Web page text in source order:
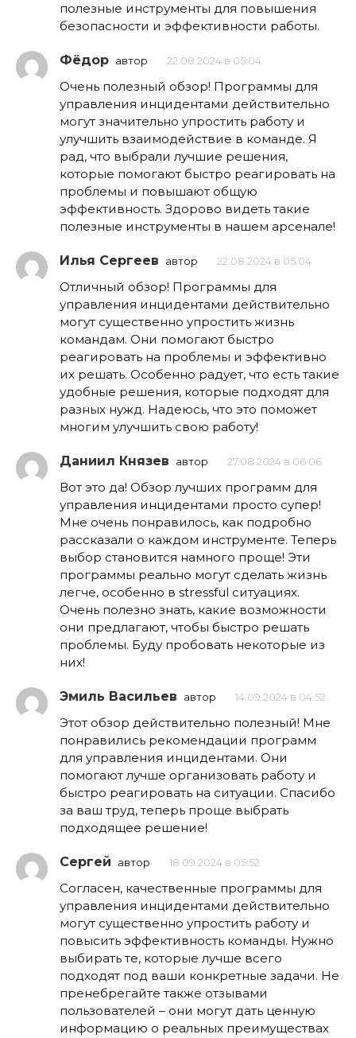
полезные инструменты для повышения
безопасности и эффективности работы.
Фёдор автор 22.08.2024 в 05:04
Очень полезный обзор! Программы для
управления инцидентами действительно
могут значительно упростить работу и
улучшить взаимодействие в команде. Я
рад, что выбрали лучшие решения,
которые помогают быстро реагировать на
проблемы и повышают общую
эффективность. Здорово видеть такие
полезные инструменты в нашем арсенале!
Илья Сергеев автор 22.08.2024 в 05:04
Отличный обзор! Программы для
управления инцидентами действительно
могут существенно упростить жизнь
командам. Они помогают быстро
реагировать на проблемы и эффективно
их решать. Особенно радует, что есть такие
удобные решения, которые подходят для
разных нужд. Надеюсь, что это поможет
многим улучшить свою работу!
Даниил Князев автор 27.08.2024 в 06:06
Вот это да! Обзор лучших программ для
управления инцидентами просто супер!
Мне очень понравилось, как подробно
рассказали о каждом инструменте. Теперь
выбор становится намного проще! Эти
программы реально могут сделать жизнь
легче, особенно в stressful ситуациях.
Очень полезно знать, какие возможности
они предлагают, чтобы быстро решать
проблемы. Буду пробовать некоторые из
них!
Эмиль Васильев автор 14.09.2024 в 04:52
Этот обзор действительно полезный! Мне
понравились рекомендации программ
для управления инцидентами. Они
помогают лучше организовать работу и
быстро реагировать на ситуации. Спасибо
за ваш труд, теперь проще выбрать
подходящее решение!
Сергей автор 18.09.2024 в 05:52
Согласен, качественные программы для
управления инцидентами действительно
могут существенно упростить работу и
повысить эффективность команды. Нужно
выбирать те, которые лучше всего
подходят под ваши конкретные задачи. Не
пренебрегайте также отзывами
пользователей – они могут дать ценную
информацию о реальных преимуществах